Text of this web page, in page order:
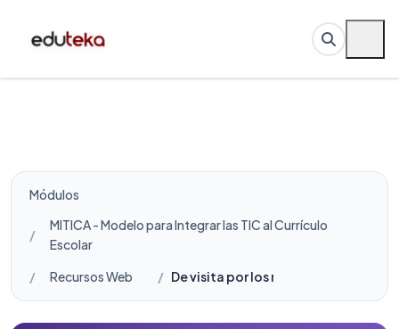
Módulos
MITICA - Modelo para Integrar las TIC al Currículo
Escolar
Recursos Web
De visita por los museos de ciencias